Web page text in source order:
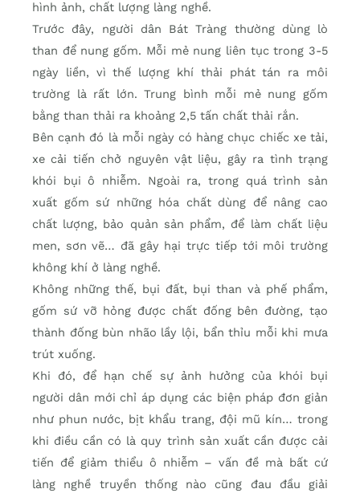
hình ảnh, chất lượng làng nghề.
Trước đây, người dân Bát Tràng thường dùng lò
than để nung gốm. Mỗi mẻ nung liên tục trong 3-5
ngày liền, vì thế lượng khí thải phát tán ra môi
trường là rất lớn. Trung bình mỗi mẻ nung gốm
bằng than thải ra khoảng 2,5 tấn chất thải rắn.
Bên cạnh đó là mỗi ngày có hàng chục chiếc xe tải,
xe cải tiến chở nguyên vật liệu, gây ra tình trạng
khói bụi ô nhiễm. Ngoài ra, trong quá trình sản
xuất gốm sứ những hóa chất dùng để nâng cao
chất lượng, bảo quản sản phẩm, để làm chất liệu
men, sơn vẽ… đã gây hại trực tiếp tới môi trường
không khí ở làng nghề.
Không những thế, bụi đất, bụi than và phế phẩm,
gốm sứ vỡ hỏng được chất đống bên đường, tạo
thành đống bùn nhão lầy lội, bẩn thỉu mỗi khi mưa
trút xuống.
Khi đó, để hạn chế sự ảnh hưởng của khói bụi
người dân mới chỉ áp dụng các biện pháp đơn giản
như phun nước, bịt khẩu trang, đội mũ kín… trong
khi điều cần có là quy trình sản xuất cần được cải
tiến để giảm thiểu ô nhiễm – vấn đề mà bất cứ
làng nghề truyền thống nào cũng đau đầu giải